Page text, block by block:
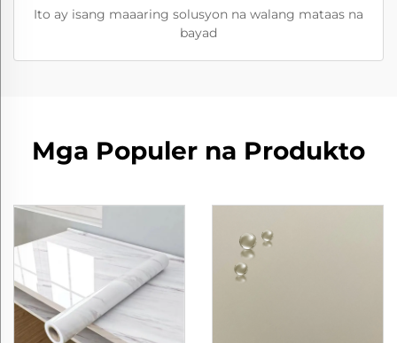
Ito ay isang maaaring solusyon na walang mataas na
bayad
Mga Populer na Produkto